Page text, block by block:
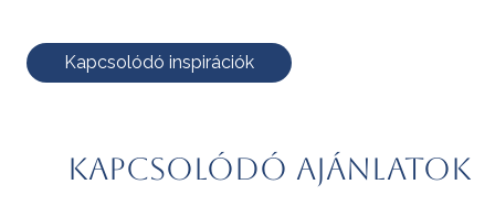
Kapcsolódó inspirációk
Kapcsolódó ajánlatok